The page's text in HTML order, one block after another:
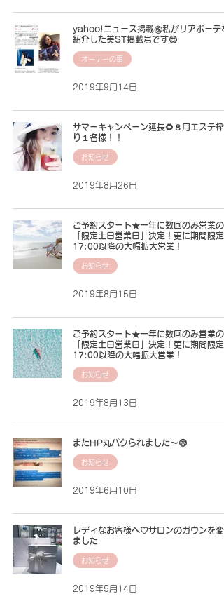
yahoo!ニュース掲載㊗私がリアボーテ
紹介した美ST掲載号です😍
オーナーの事
2019年9月14日
サマーキャンペーン延長🌻８月エステ枠
り１名様！！
お知らせ
2019年8月26日
ご予約スタート★一年に数回のみ営業の
「限定土日営業日」決定！更に期間限定
17:00以降の大幅拡大営業！
お知らせ
2019年8月15日
ご予約スタート★一年に数回のみ営業の
「限定土日営業日」決定！更に期間限定
17:00以降の大幅拡大営業！
お知らせ
2019年8月13日
またHP丸パクられました〜😅
お知らせ
2019年6月10日
レディなお客様へ♡サロンのガウンを変
ました
お知らせ
2019年5月14日